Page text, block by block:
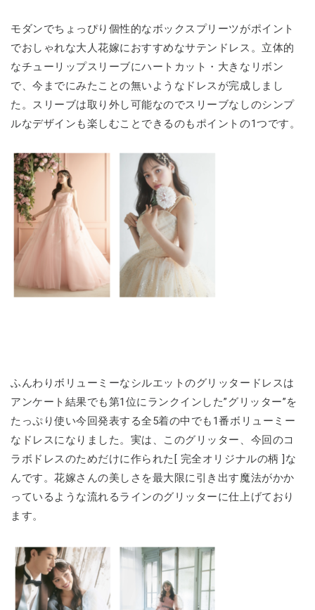
モダンでちょっぴり個性的なボックスプリーツがポイント
でおしゃれな大人花嫁におすすめなサテンドレス。立体的
なチューリップスリーブにハートカット・大きなリボン
で、今までにみたことの無いようなドレスが完成しまし
た。スリーブは取り外し可能なのでスリーブなしのシンプ
ルなデザインも楽しむことできるのもポイントの1つです。
ふんわりボリューミーなシルエットのグリッタードレスは
アンケート結果でも第1位にランクインした”グリッター”を
たっぷり使い今回発表する全5着の中でも1番ボリューミー
なドレスになりました。実は、このグリッター、今回のコ
ラボドレスのためだけに作られた[ 完全オリジナルの柄 ]な
んです。花嫁さんの美しさを最大限に引き出す魔法がかか
っているような流れるラインのグリッターに仕上げており
ます。